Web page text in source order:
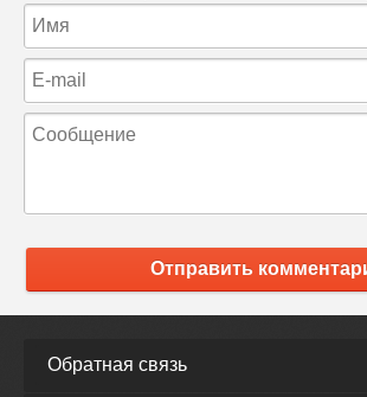
Отправить
Обратная связь